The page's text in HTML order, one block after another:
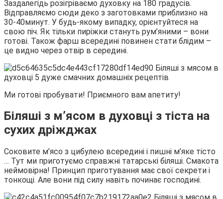
Заздалегідь розігріваємо духовку на 180 градусів.
Відправляємо сюди деко з заготовками приблизно на
30-40минут. У будь-якому випадку, орієнтуйтеся на
свою піч. Як тільки пиріжки стануть рум’яними – вони
готові. Також фарш всередині повинен стати блідим –
це видно через отвір в середині.
Ми готові пробувати! Приємного вам апетиту!
Біляші з м’ясом в духовці з тіста на
сухих дріжджах
Соковите м’ясо з цибулею всередині і пишні м’яке тісто
… Тут ми приготуємо справжні татарські біляші. Смакота
неймовірна! Принцип приготування має свої секрети і
тонкощі. Але вони під силу навіть починає господині.